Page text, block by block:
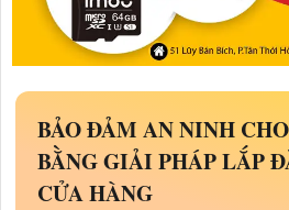
BẢO ĐẢM AN NINH
BẰNG GIẢI PHÁP LẮP
CỬA HÀNG